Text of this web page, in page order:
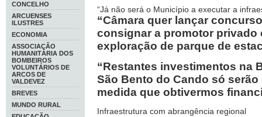
CONCELHO
ARCUENSES
ILUSTRES
ECONOMIA
ASSOCIAÇÃO
HUMANITÁRIA DOS
BOMBEIROS
VOLUNTÁRIOS DE
ARCOS DE
VALDEVEZ
BREVES
MUNDO RURAL
“Já não será o Município a executar a
“Câmara quer lançar
consignar a promotor privado
exploração de parque de
“Restantes investimentos na
São Bento do Cando só
medida que obtivermos
Infraestrutura com abrangência regional